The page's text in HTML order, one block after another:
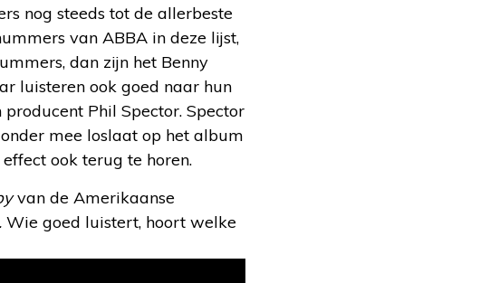
nog steeds tot de allerbeste
van ABBA in deze lijst,
dan zijn het Benny
luisteren ook goed naar hun
Phil Spector. Spector
mee loslaat op het album
ook terug te horen.
van de Amerikaanse
Wie goed luistert, hoort welke